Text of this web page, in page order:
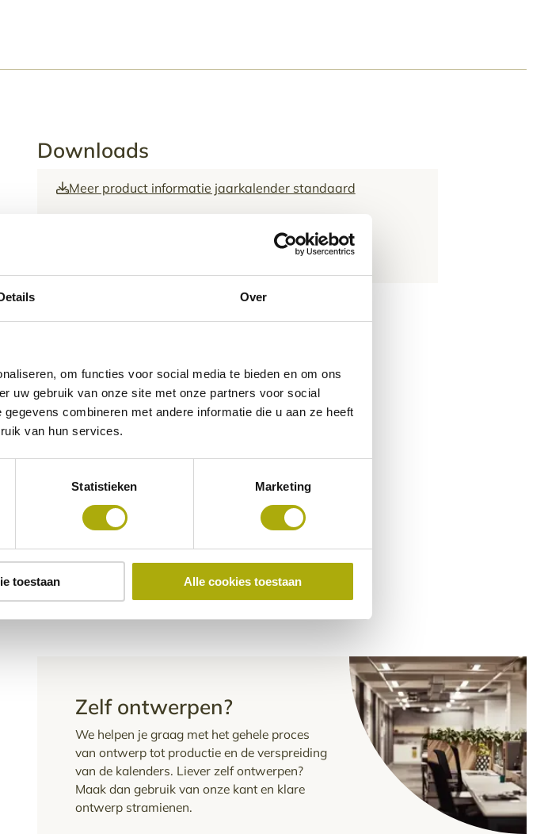
Over
om functies voor social media te bieden en om ons
uw gebruik van onze site met onze partners voor social
combineren met andere informatie die u aan ze heeft
van hun services.
Statistieken Marketing
toestaan Alle cookies toestaan
Downloads
Meer product informatie jaarkalender standaard
en daarbuiten
Zelf ontwerpen?
We helpen je graag met het gehele proces
van ontwerp tot productie en de verspreiding
van de kalenders. Liever zelf ontwerpen?
Maak dan gebruik van onze kant en klare
ontwerp stramienen.